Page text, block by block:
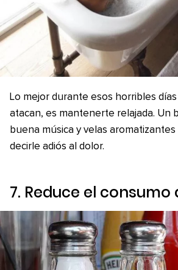
Lo mejor durante esos horribles
atacan, es mantenerte relajada. Un
buena música y velas
decirle adiós al dolor.
7. Reduce el consumo